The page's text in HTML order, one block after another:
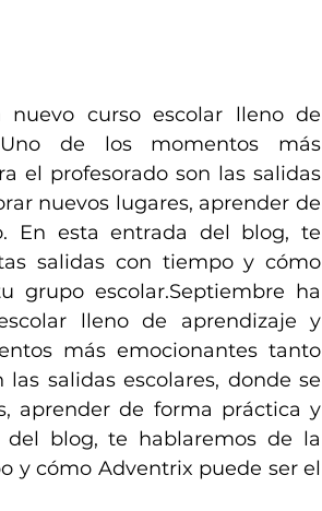
curso escolar lleno de
Uno de los momentos más
el profesorado son las salidas
nuevos lugares, aprender de
En esta entrada del blog, te
salidas con tiempo y cómo
grupo escolar.Septiembre ha
lleno de aprendizaje y
más emocionantes tanto
salidas escolares, donde se
aprender de forma práctica y
blog, te hablaremos de la
y cómo Adventrix puede ser el